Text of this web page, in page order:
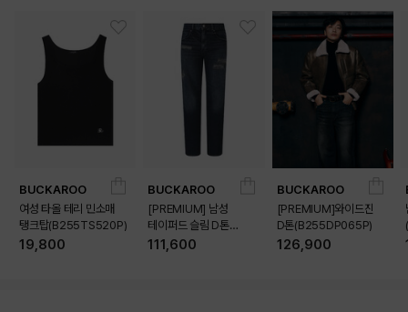
BUCKAROO
여성 타올 테리 민소매
탱크탑(B255TS520P)
19,800
BUCKAROO
[PREMIUM] 남성
테이퍼드 슬림 D톤
(B255DP160P)
111,600
BUCKAROO
[PREMIUM]와이드진
D톤(B255DP065P)
126,900